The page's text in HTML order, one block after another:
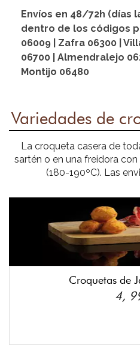
Envíos en 48/72h (días
dentro de los códigos
06009 | Zafra 06300 |
06700 | Almendralejo
Montijo 06480
Variedades de
La croqueta casera de
sartén o en una freidora
(180-190ºC). Las
Croquetas de
4,